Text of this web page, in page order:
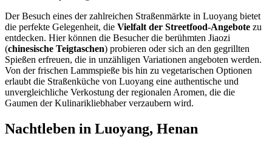
Der Besuch eines der zahlreichen Straßenmärkte in Luoyang bietet
die perfekte Gelegenheit, die Vielfalt der Streetfood-Angebote zu
entdecken. Hier können die Besucher die berühmten Jiaozi
(chinesische Teigtaschen) probieren oder sich an den gegrillten
Spießen erfreuen, die in unzähligen Variationen angeboten werden.
Von der frischen Lammspieße bis hin zu vegetarischen Optionen
erlaubt die Straßenküche von Luoyang eine authentische und
unvergleichliche Verkostung der regionalen Aromen, die die
Gaumen der Kulinarikliebhaber verzaubern wird.
Nachtleben in Luoyang, Henan